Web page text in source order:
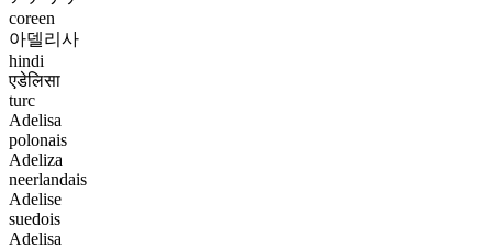
coreen
아델리사
hindi
एडेलिसा
turc
Adelisa
polonais
Adeliza
neerlandais
Adelise
suedois
Adelisa